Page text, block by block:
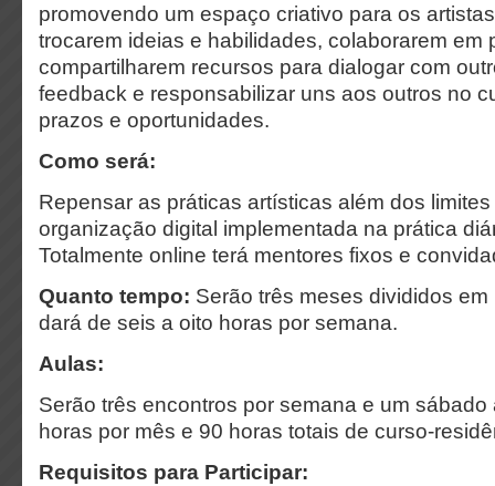
promovendo um espaço criativo para os
trocarem ideias e habilidades, colaborarem em
compartilharem recursos para dialogar com
feedback e responsabilizar uns aos outros no
prazos e oportunidades.
Como será:
Repensar as práticas artísticas além dos
organização digital implementada na prática
Totalmente online terá mentores fixos e
Quanto tempo: Serão três meses divididos
dará de seis a oito horas por semana.
Aulas:
Serão três encontros por semana e um sábado
horas por mês e 90 horas totais de curso-
Requisitos para Participar: